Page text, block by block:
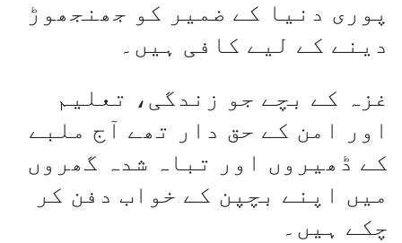
پوری دنیا کے ضمیر کو جھنجھوڑ
دینے کے لیے کافی ہیں۔
غزہ کے بچے جو زندگی، تعلیم
اور امن کے حق دار تھے آج ملبے
کے ڈھیروں اور تباہ شدہ گھروں
میں اپنے بچپن کے خواب دفن کر
چکے ہیں۔